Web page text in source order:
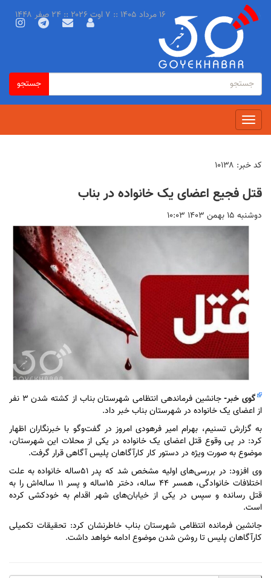
فرم
جستجو
جستجو
جستجو
Toggle
navigation
۱۶ مرداد ۱۴۰۵ :: ۷ اوت ۲۰۲۶ :: ۲۴ صفر ۱۴۴۸
کد خبر: ۱۰۱۳۸
قتل فجیع اعضای یک خانواده در بناب
دوشنبه ۱۵ بهمن ۱۴۰۳ ۱۰:۰۳
گوی خبر-
جانشین فرماندهی انتظامی شهرستان بناب از کشته شدن ۳ نفر
از اعضای یک خانواده در شهرستان بناب خبر داد.
به گزارش تسنیم، بهرام امیر فرهودی امروز در گفت‌وگو با خبرنگاران اظهار
کرد: در پی وقوع قتل اعضای یک خانواده در یکی از محلات این شهرستان،
موضوع به صورت ویژه در دستور کار کارآگاهان پلیس آگاهی قرار گرفت.
وی افزود: در بررسی‌های اولیه مشخص شد که پدر ۵۱ساله خانواده به علت
اختلافات خانوادگی، همسر ۴۴ ساله، دختر ۱۵ساله و پسر ۱۱ ساله‌اش را به
قتل رسانده و سپس در یکی از خیابان‌های شهر اقدام به خودکشی کرده
است.
️جانشین فرمانده انتظامی شهرستان بناب خاطرنشان کرد: تحقیقات تکمیلی
کارآگاهان پلیس تا روشن شدن موضوع ادامه خواهد داشت.